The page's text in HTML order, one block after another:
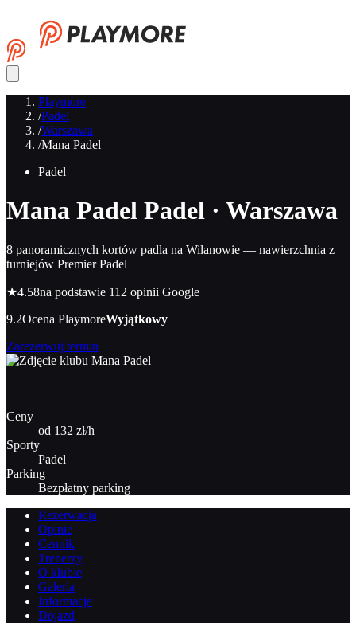
Playmore
/Padel
/Warszawa
/Mana Padel
Padel
Mana Padel Padel · Warszawa
8 panoramicznych kortów padla na Wilanowie — nawierzchnia z
turniejów Premier Padel
★4.58na podstawie 112 opinii Google
9.2Ocena PlaymoreWyjątkowy
Zarezerwuj termin
Ceny
od 132 zł/h
Sporty
Padel
Parking
Bezpłatny parking
Rezerwacja
Opinie
Cennik
Trenerzy
O klubie
Galeria
Informacje
Dojazd